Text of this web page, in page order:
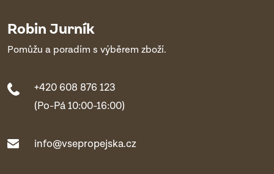
Robin Jurník
Pomůžu a poradím s výběrem zboží.
+420 608 876 123
(Po-Pá 10:00-16:00)
info@vsepropejska.cz